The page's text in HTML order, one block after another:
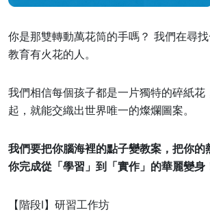
你是那雙轉動萬花筒的手嗎？ 我們在尋
教育有火花的人。
我們相信每個孩子都是一片獨特的碎紙花
起，就能交織出世界唯一的燦爛圖案。
我們要把你腦海裡的點子變教案，把你的
你完成從「學習」到「實作」的華麗變身
【階段I】研習工作坊